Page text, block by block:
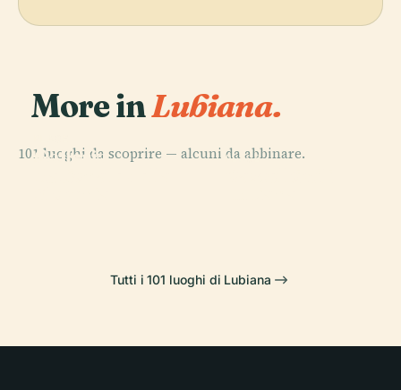
More inLubiana.
101 luoghi da scoprire — alcuni da abbinare.
PLACE PLACE
Galleria
PLACE
Tutti i 101 luoghi di Lubiana